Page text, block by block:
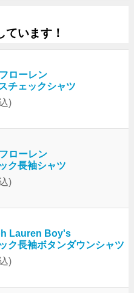
ています！
ローレン
チェックシャツ
)
ローレン
ク長袖シャツ
)
Lauren Boy's
ク長袖ボタンダウンシャツ
)